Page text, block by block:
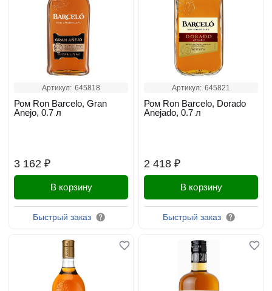
Артикул: 645818
3 162 ₽
Ром Ron Barcelo, Gran
Anejo, 0.7 л
В корзину
Быстрый заказ
Артикул: 645821
2 418 ₽
Ром Ron Barcelo, Dorado
Anejado, 0.7 л
В корзину
Быстрый заказ